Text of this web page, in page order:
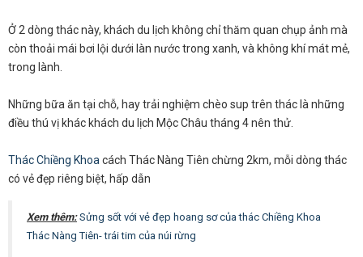
Ở 2 dòng thác này, khách du lịch không chỉ thăm quan chụp ảnh mà
còn thoải mái bơi lội dưới làn nước trong xanh, và không khí mát mẻ,
trong lành.
Những bữa ăn tại chỗ, hay trải nghiệm chèo sup trên thác là những
điều thú vị khác khách du lịch Mộc Châu tháng 4 nên thử.
Thác Chiềng Khoa cách Thác Nàng Tiên chừng 2km, mỗi dòng thác
có vẻ đẹp riêng biệt, hấp dẫn
Xem thêm: Sửng sốt với vẻ đẹp hoang sơ của thác Chiềng Khoa
Thác Nàng Tiên- trái tim của núi rừng